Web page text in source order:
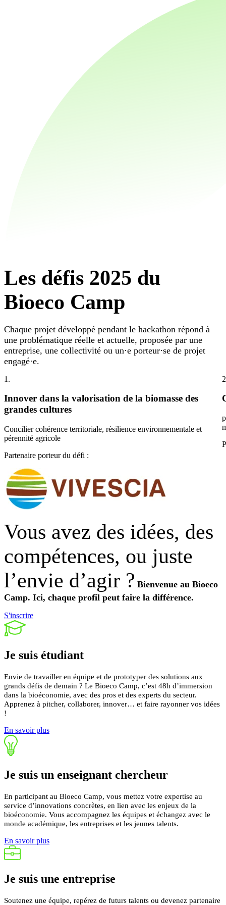
Les défis 2025 du
Bioeco Camp
Chaque projet développé pendant le hackathon répond à
une problématique réelle et actuelle, proposée par une
entreprise, une collectivité ou un·e porteur·se de projet
engagé·e.
1.
Innover dans la valorisation de la biomasse des
grandes cultures
Concilier cohérence territoriale, résilience environnementale et
pérennité agricole
Partenaire porteur du défi :
Vous avez des idées, des
compétences, ou juste
l’envie d’agir ? Bienvenue au Bioeco
Camp. Ici, chaque profil peut faire la différence.
S'inscrire
Je suis étudiant
Envie de travailler en équipe et de prototyper des solutions aux
grands défis de demain ? Le Bioeco Camp, c’est 48h d’immersion
dans la bioéconomie, avec des pros et des experts du secteur.
Apprenez à pitcher, collaborer, innover… et faire rayonner vos idées
!
En savoir plus
Je suis un enseignant chercheur
En participant au Bioeco Camp, vous mettez votre expertise au
service d’innovations concrètes, en lien avec les enjeux de la
bioéconomie. Vous accompagnez les équipes et échangez avec le
monde académique, les entreprises et les jeunes talents.
En savoir plus
Je suis une entreprise
Soutenez une équipe, repérez de futurs talents ou devenez partenaire